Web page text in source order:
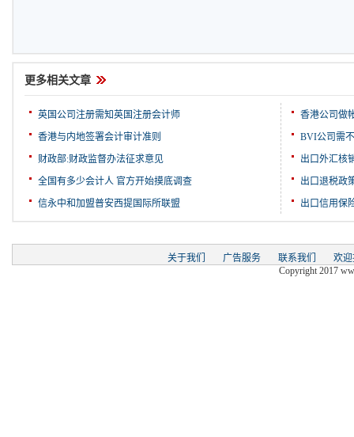
更多相关文章
英国公司注册需知英国注册会计师
香港与内地签署会计审计准则
财政部:财政监督办法征求意见
全国有多少会计人 官方开始摸底调查
信永中和加盟普安西提国际所联盟
香港公司做
BVI公司需
出口外汇核
出口退税政
出口信用保
关于我们 广告服务 联系我们
欢
Copyright 2017